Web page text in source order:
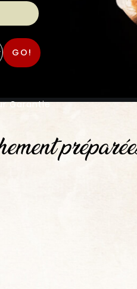
GO!
Garantie